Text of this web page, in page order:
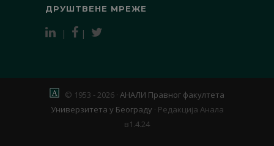
ДРУШТВЕНЕ МРЕЖЕ
| |
© 1953 - 2026 · АНАЛИ Правног факултета
Универзитета у Београду · Редакција Анала
в1.4.24